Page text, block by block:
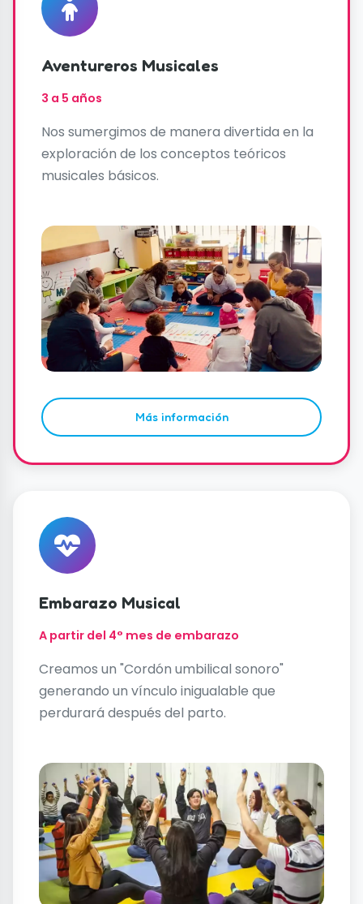
Aventureros Musicales
3 a 5 años
Nos sumergimos de manera divertida en la
exploración de los conceptos teóricos
musicales básicos.
Más información
Embarazo Musical
A partir del 4° mes de embarazo
Creamos un "Cordón umbilical sonoro"
generando un vínculo inigualable que
perdurará después del parto.